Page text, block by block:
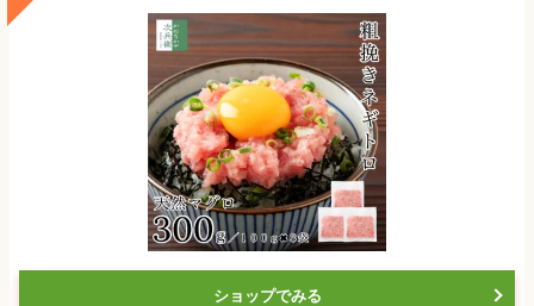
ショップでみる